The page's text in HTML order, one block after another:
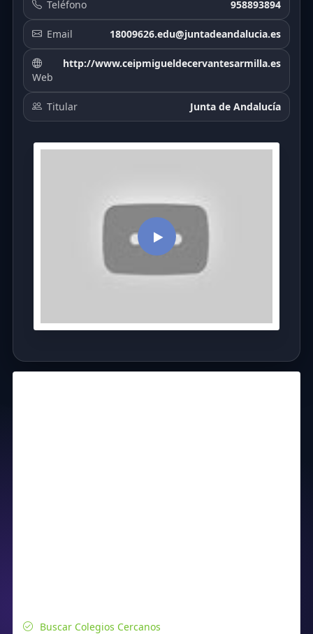
Teléfono 958893894
Email 18009626.edu@juntadeandalucia.es
Web
http://www.ceipmigueldecervantesarmilla.es
Titular Junta de Andalucía
Buscar Colegios Cercanos